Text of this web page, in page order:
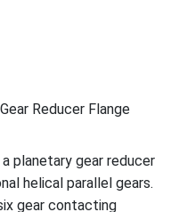
Reducer Flange
planetary gear reducer
helical parallel gears.
gear contacting